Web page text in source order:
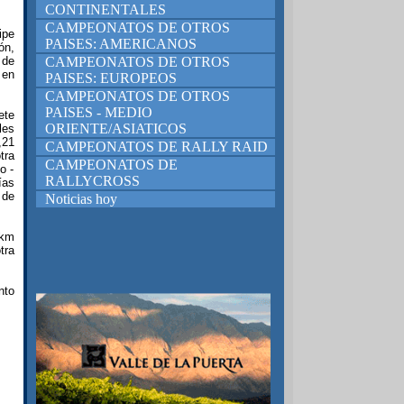
CONTINENTALES
CAMPEONATOS DE OTROS
PAISES: AMERICANOS
CAMPEONATOS DE OTROS
PAISES: EUROPEOS
CAMPEONATOS DE OTROS
PAISES - MEDIO
ORIENTE/ASIATICOS
CAMPEONATOS DE RALLY RAID
CAMPEONATOS DE
RALLYCROSS
Noticias hoy
-